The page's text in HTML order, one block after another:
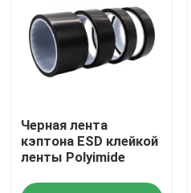
Путешествие фабрики
Проверка качества
Свяжитесь мы
Черная лента
кэптона ESD клейкой
ленты Polyimide